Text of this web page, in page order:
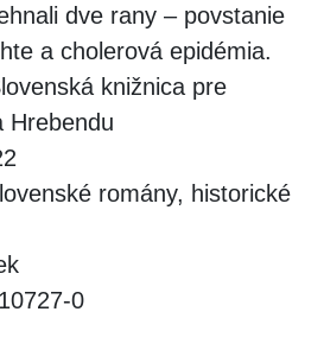
dve rany – povstanie
a cholerová epidémia.
knižnica pre
Hrebendu
romány, historické
0